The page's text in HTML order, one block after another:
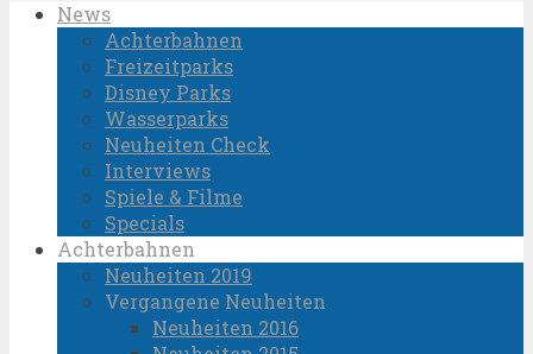
News
Achterbahnen
Freizeitparks
Disney Parks
Wasserparks
Neuheiten Check
Interviews
Spiele & Filme
Specials
Achterbahnen
Neuheiten 2019
Vergangene Neuheiten
Neuheiten 2016